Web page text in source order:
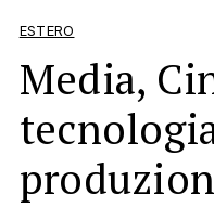
ESTERO
Media,